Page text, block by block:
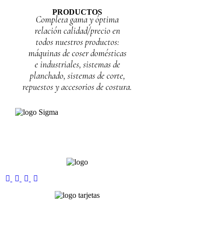
PRODUCTOS
Completa gama y óptima
relación calidad/precio en
todos nuestros productos:
máquinas de coser domésticas
e industriales, sistemas de
planchado, sistemas de corte,
repuestos y accesorios de costura.